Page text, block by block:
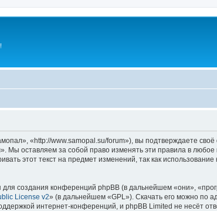
«http://www.samopal.su/forum»), вы подтверждаете своё
оставляем за собой право изменять эти правила в
этот текст на предмет изменений, так как
создания конференций phpBB (в дальнейшем «они»,
License v2» (в дальнейшем «GPL»). Скачать его можно по
интернет-конференций, и phpBB Limited не несёт